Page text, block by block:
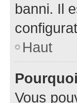
banni. Il
Haut
Vous